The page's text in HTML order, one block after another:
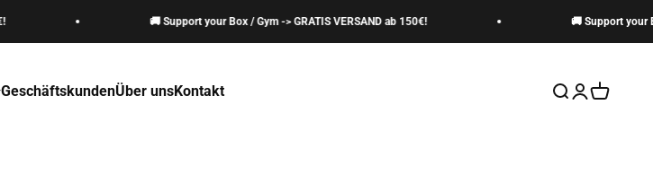
🚚 Support your Box / Gym -> GRATIS VERSAND ab 150€! 🚚 Support your Box /
GeschäftskundenÜber unsKontakt Suche öffnen